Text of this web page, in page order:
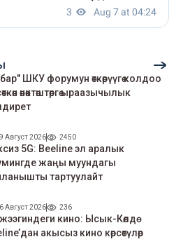
ШКУ форумун өткөрүүгө колдоо
өнөктөштөргө ыраазычылык
Август 2026 2450
5G: Beeline эл аралык
жаңы муундагы
тартуулайт
Август 2026 236
жээгиндеги кино: Ысык-Көлдө
акысыз кино көрсөтүлөр